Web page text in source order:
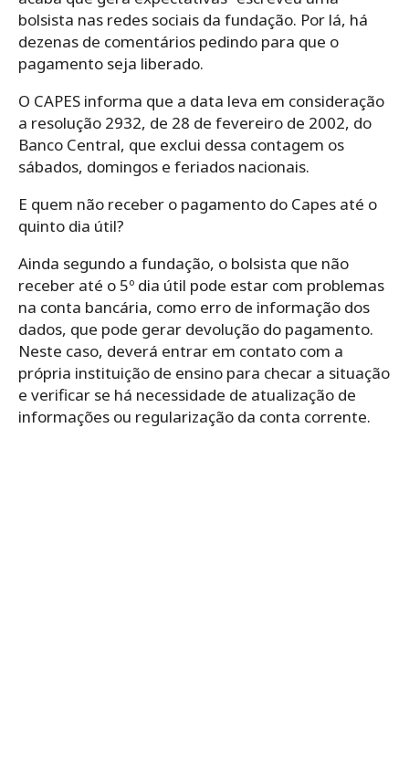
bolsista nas redes sociais da fundação. Por lá, há
dezenas de comentários pedindo para que o
pagamento seja liberado.
O CAPES informa que a data leva em consideração
a resolução 2932, de 28 de fevereiro de 2002, do
Banco Central, que exclui dessa contagem os
sábados, domingos e feriados nacionais.
E quem não receber o pagamento do Capes até o
quinto dia útil?
Ainda segundo a fundação, o bolsista que não
receber até o 5º dia útil pode estar com problemas
na conta bancária, como erro de informação dos
dados, que pode gerar devolução do pagamento.
Neste caso, deverá entrar em contato com a
própria instituição de ensino para checar a situação
e verificar se há necessidade de atualização de
informações ou regularização da conta corrente.